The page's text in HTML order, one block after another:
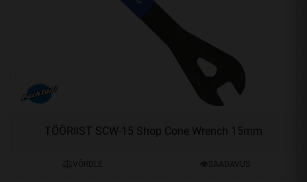
TÖÖRIIST SCW-15 Shop Cone Wrench 15mm
VÕRDLE SAADAVUS